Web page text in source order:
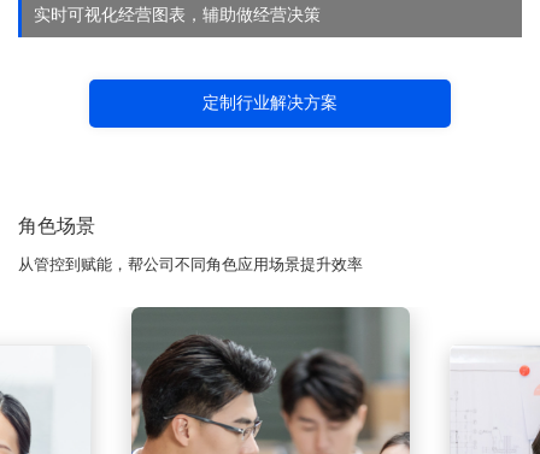
实时可视化经营图表，辅助做经营决策
定制行业解决方案
角色场景
从管控到赋能，帮公司不同角色应用场景提升效率